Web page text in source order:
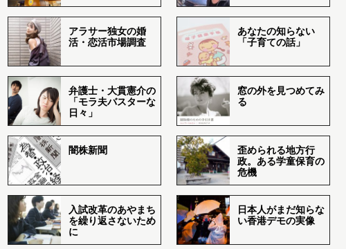
アラサー独女の婚
活・恋活市場調査
あなたの知らない
「子育ての話」
弁護士・大貫憲介の
「モラ夫バスターな
日々」
窓の外を見つめてみ
る
闇株新聞
歪められる地方行
政。ある学童保育の
危機
入試改革のあやまち
を繰り返さないため
に
日本人がまだ知らな
い香港デモの実像